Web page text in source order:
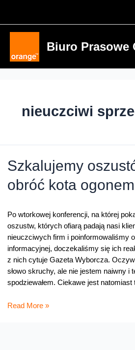
Biuro Prasowe
nieuczciwi
Szkalujemy
obróć kota ogonem
Po wtorkowej konferencji, na której
oszustw, których ofiarą padają nasi
nieuczciwych firm i poinformowaliśmy
informacyjnej, doczekaliśmy się ich
z nich cytuje Gazeta Wyborcza.
słowo skruchy, ale nie jestem naiwny i
spodziewałem. Ciekawe jest
Szkalujemy
Read More »